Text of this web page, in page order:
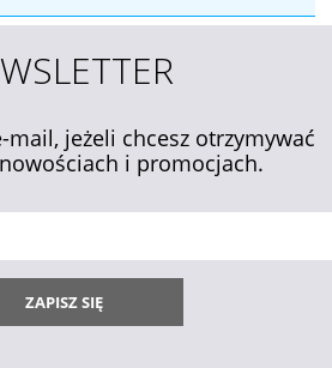
mail, jeżeli chcesz otrzymywać
i promocjach.
ZAPISZ SIĘ